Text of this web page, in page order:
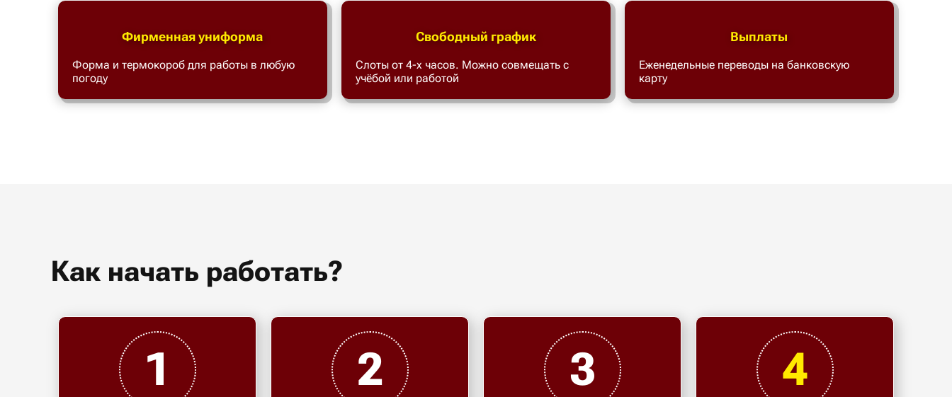
Фирменная униформа
Форма и термокороб для работы в любую
погоду
Свободный график
Слоты от 4-х часов. Можно совмещать с
учёбой или работой
Выплаты
Еженедельные переводы на банковскую
карту
Как начать работать?
1 2 3 4